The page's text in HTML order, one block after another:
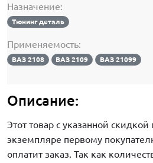
Назначение:
Тюнинг деталь
Применяемость:
ВАЗ 2108 ВАЗ 2109 ВАЗ 21099
Описание:
Этот товар с указанной
экземпляре первому
оплатит заказ. Так как